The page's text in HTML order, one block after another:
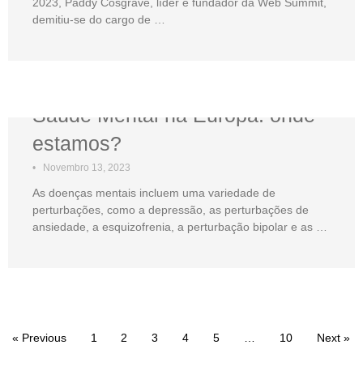
demitiu-se do cargo de …
Saúde Mental na Europa: onde
estamos?
• Novembro 13, 2023
As doenças mentais incluem uma variedade de
perturbações, como a depressão, as perturbações de
ansiedade, a esquizofrenia, a perturbação bipolar e as …
« Previous 1 2 3 4 5 … 10 Next »